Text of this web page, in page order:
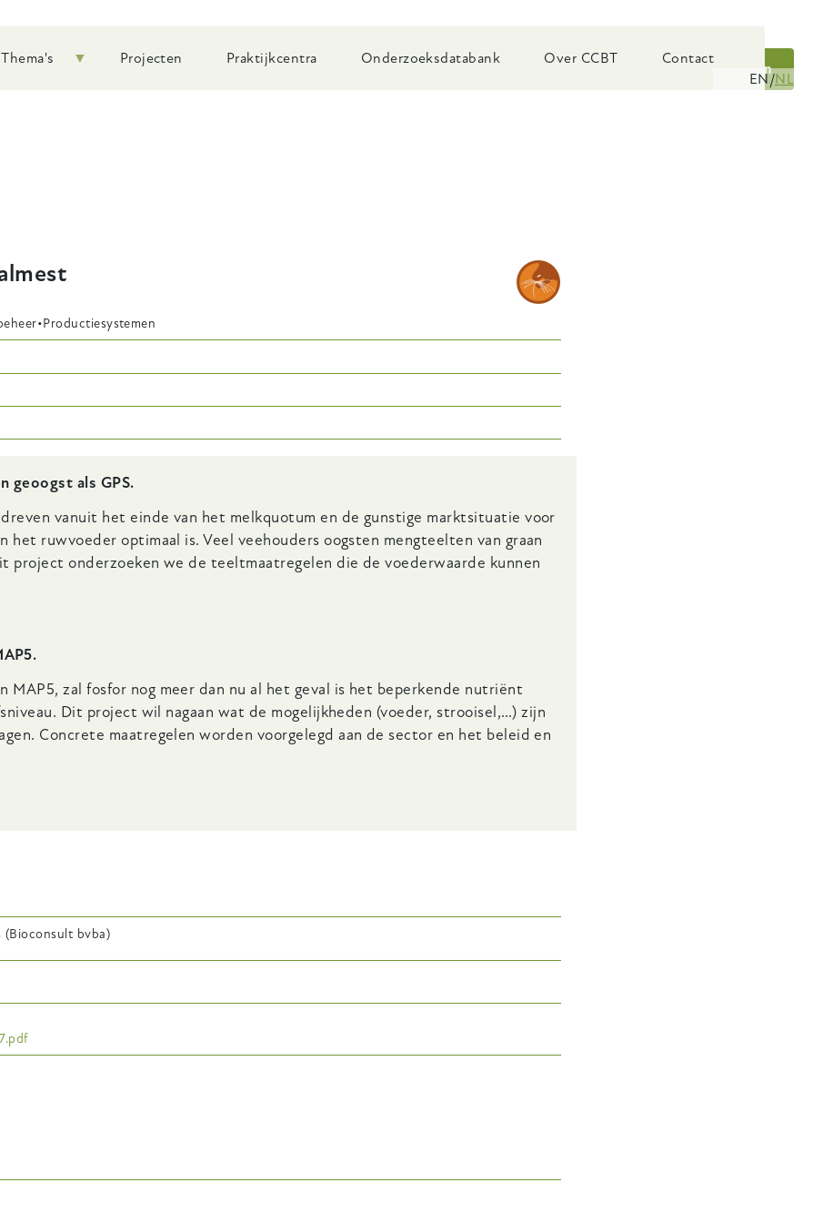
Thema's Projecten Praktijkcentra Onderzoeksdatabank Over CCBT Contact
Zoeken
EN NL
Productiesystemen
geoogst als GPS.
vanuit het einde van het melkquotum en de gunstige marktsituatie voor
het ruwvoeder optimaal is. Veel veehouders oogsten mengteelten van graan
project onderzoeken we de teeltmaatregelen die de voederwaarde kunnen
MAP5, zal fosfor nog meer dan nu al het geval is het beperkende nutriënt
Dit project wil nagaan wat de mogelijkheden (voeder, strooisel,…) zijn
Concrete maatregelen worden voorgelegd aan de sector en het beleid en
(Bioconsult bvba)